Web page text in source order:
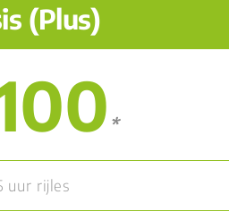
(Plus)
*
uur rijles